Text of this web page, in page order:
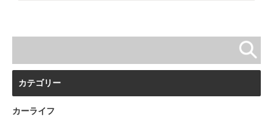
カテゴリー
カーライフ